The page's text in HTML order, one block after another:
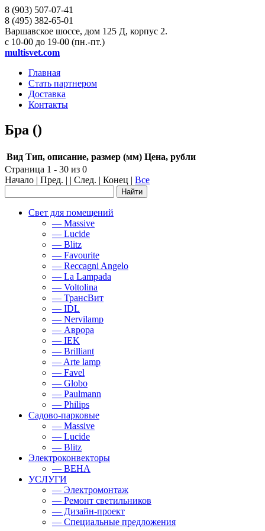
8 (903) 507-07-41
8 (495) 382-65-01
Варшавское шоссе, дом 125 Д, корпус 2.
с 10-00 до 19-00 (пн.-пт.)
multisvet.com
Главная
Стать партнером
Доставка
Контакты
Бра ()
Вид Тип, описание, размер (мм) Цена, рубли
Страница 1 - 30 из 0
Начало | Пред. | | След. | Конец | Все
Свет для помещений
— Massive
— Lucide
— Blitz
— Favourite
— Reccagni Angelo
— La Lampada
— Voltolina
— ТрансВит
— IDL
— Nervilamp
— Аврора
— IEK
— Brilliant
— Arte lamp
— Favel
— Globo
— Paulmann
— Philips
Садово-парковые
— Massive
— Lucide
— Blitz
Электроконвекторы
— BEHA
УСЛУГИ
— Электромонтаж
— Ремонт светильников
— Дизайн-проект
— Специальные предложения